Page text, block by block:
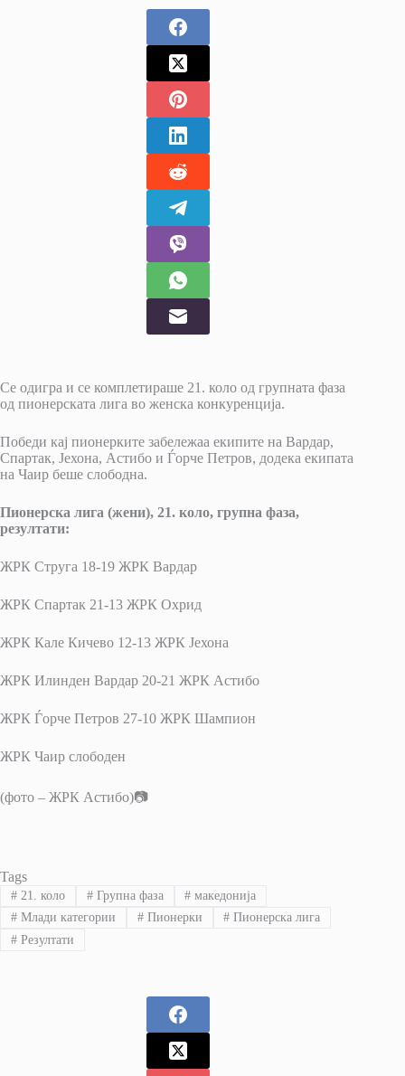
Се одигра и се комплетираше 21. коло од групната фаза
од пионерската лига во женска конкуренција.
Победи кај пионерките забележаа екипите на Вардар,
Спартак, Јехона, Астибо и Ѓорче Петров, додека екипата
на Чаир беше слободна.
Пионерска лига (жени), 21. коло, групна фаза,
резултати:
ЖРК Струга 18-19 ЖРК Вардар
ЖРК Спартак 21-13 ЖРК Охрид
ЖРК Кале Кичево 12-13 ЖРК Јехона
ЖРК Илинден Вардар 20-21 ЖРК Астибо
ЖРК Ѓорче Петров 27-10 ЖРК Шампион
ЖРК Чаир слободен
(фото – ЖРК Астибо)📷
Tags
#21. коло #Групна фаза # македонија
#Млади категории #Пионерки # Пионерска лига
#Резултати